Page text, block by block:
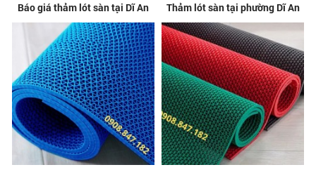
Báo giá thảm lót sàn tại Dĩ An Thảm lót sàn tại phường Dĩ An